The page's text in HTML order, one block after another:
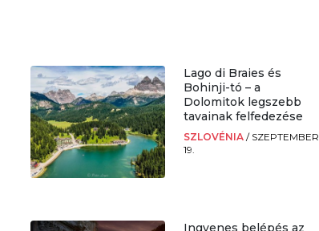
Lago di Braies és
Bohinji-tó – a
Dolomitok legszebb
tavainak felfedezése
SZLOVÉNIA / SZEPTEMBER
19.
Ingyenes belépés az